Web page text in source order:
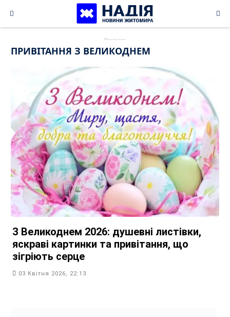
content
ПРИВІТАННЯ З ВЕЛИКОДНЕМ
З Великоднем 2026: душевні листівки,
яскраві картинки та привітання, що
зігріють серце
03 Квітня 2026, 22:13